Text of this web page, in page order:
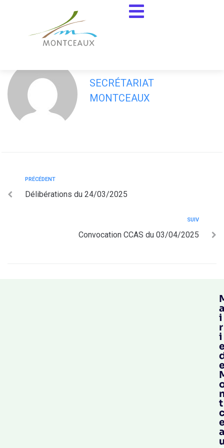
Délibérations CCAS du 03/04/25
SECRÉTARIAT
MONTCEAUX
PRÉCÉDENT
Délibérations du 24/03/2025
SUIV
Convocation CCAS du 03/04/2025
a
i
r
i
t
a